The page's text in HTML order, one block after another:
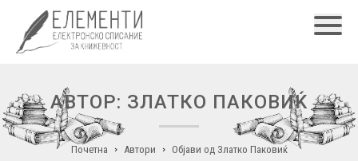
АВТОР: ЗЛАТКО ПАКОВИЌ
Почетна Автори Објави од Златко Паковиќ